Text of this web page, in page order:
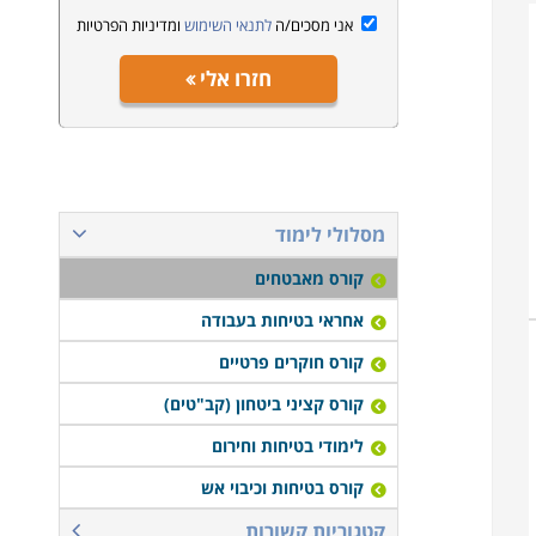
אני מסכים/הלתנאי השימוש ומדיניות הפרטיות
חזרו אלי
מסלולי לימוד
קורס מאבטחים
אחראי בטיחות בעבודה
קורס חוקרים פרטיים
קורס קציני ביטחון (קב"טים)
לימודי בטיחות וחירום
קורס בטיחות וכיבוי אש